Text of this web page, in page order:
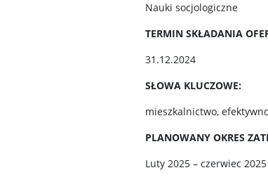
Nauki socjologiczne
TERMIN SKŁADANIA
31.12.2024
SŁOWA KLUCZOWE:
mieszkalnictwo,
PLANOWANY OKRES
Luty 2025 – czerwiec